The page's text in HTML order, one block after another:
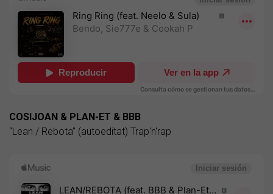
COSIJOAN & PLAN-ET & BBB
“Lean / Rebota” (autoeditat) Trap'n'rap